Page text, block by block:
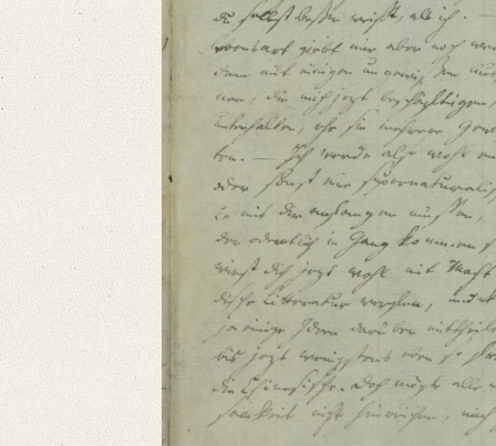
Hannov. d. 13 Jun. 91
Liebster Wilhelm
Heute nur ein paar Zeilen – und [...]“
Varwig, Olivia